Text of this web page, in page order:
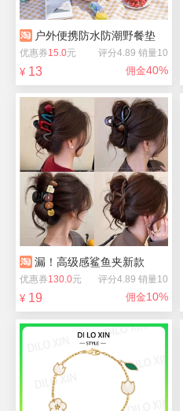
户外便携防水防潮野餐垫
优惠券15.0元 评分4.89 销量10
¥ 13 佣金40%
漏！高级感鲨鱼夹新款
优惠券130.0元 评分4.89 销量10
¥ 19 佣金10%